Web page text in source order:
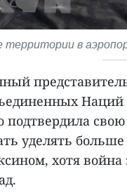
территории в
подтвердила
уделять
хотя